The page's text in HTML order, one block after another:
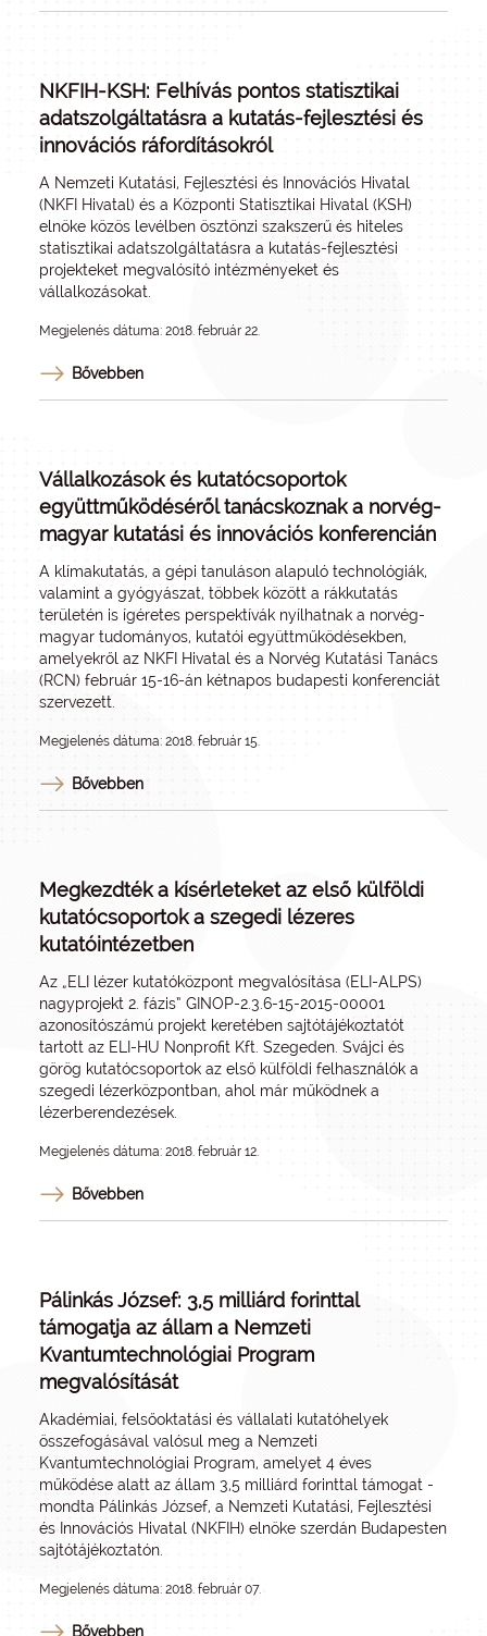
NKFIH-KSH: Felhívás pontos statisztikai
adatszolgáltatásra a kutatás-fejlesztési és
innovációs ráfordításokról
A Nemzeti Kutatási, Fejlesztési és Innovációs Hivatal
(NKFI Hivatal) és a Központi Statisztikai Hivatal (KSH)
elnöke közös levélben ösztönzi szakszerű és hiteles
statisztikai adatszolgáltatásra a kutatás-fejlesztési
projekteket megvalósító intézményeket és
vállalkozásokat.
Megjelenés dátuma: 2018. február 22.
Bővebben
Vállalkozások és kutatócsoportok
együttműködéséről tanácskoznak a norvég-
magyar kutatási és innovációs konferencián
A klímakutatás, a gépi tanuláson alapuló technológiák,
valamint a gyógyászat, többek között a rákkutatás
területén is ígéretes perspektívák nyílhatnak a norvég-
magyar tudományos, kutatói együttműködésekben,
amelyekről az NKFI Hivatal és a Norvég Kutatási Tanács
(RCN) február 15-16-án kétnapos budapesti konferenciát
szervezett.
Megjelenés dátuma: 2018. február 15.
Bővebben
Megkezdték a kísérleteket az első külföldi
kutatócsoportok a szegedi lézeres
kutatóintézetben
Az „ELI lézer kutatóközpont megvalósítása (ELI-ALPS)
nagyprojekt 2. fázis” GINOP-2.3.6-15-2015-00001
azonosítószámú projekt keretében sajtótájékoztatót
tartott az ELI-HU Nonprofit Kft. Szegeden. Svájci és
görög kutatócsoportok az első külföldi felhasználók a
szegedi lézerközpontban, ahol már működnek a
lézerberendezések.
Megjelenés dátuma: 2018. február 12.
Bővebben
Pálinkás József: 3,5 milliárd forinttal
támogatja az állam a Nemzeti
Kvantumtechnológiai Program
megvalósítását
Akadémiai, felsőoktatási és vállalati kutatóhelyek
összefogásával valósul meg a Nemzeti
Kvantumtechnológiai Program, amelyet 4 éves
működése alatt az állam 3,5 milliárd forinttal támogat -
mondta Pálinkás József, a Nemzeti Kutatási, Fejlesztési
és Innovációs Hivatal (NKFIH) elnöke szerdán Budapesten
sajtótájékoztatón.
Megjelenés dátuma: 2018. február 07.
Bővebben